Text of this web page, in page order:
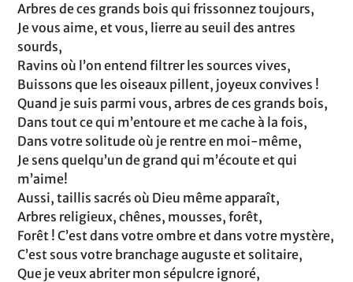
Arbres de ces grands bois qui frissonnez toujours,
Je vous aime, et vous, lierre au seuil des antres
sourds,
Ravins où l’on entend filtrer les sources vives,
Buissons que les oiseaux pillent, joyeux convives !
Quand je suis parmi vous, arbres de ces grands bois,
Dans tout ce qui m’entoure et me cache à la fois,
Dans votre solitude où je rentre en moi-même,
Je sens quelqu’un de grand qui m’écoute et qui
m’aime!
Aussi, taillis sacrés où Dieu même apparaît,
Arbres religieux, chênes, mousses, forêt,
Forêt ! C’est dans votre ombre et dans votre mystère,
C’est sous votre branchage auguste et solitaire,
Que je veux abriter mon sépulcre ignoré,